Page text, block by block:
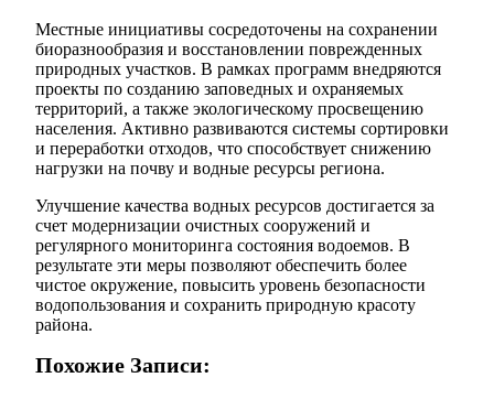
Местные инициативы сосредоточены на сохранении
биоразнообразия и восстановлении поврежденных
природных участков. В рамках программ внедряются
проекты по созданию заповедных и охраняемых
территорий, а также экологическому просвещению
населения. Активно развиваются системы сортировки
и переработки отходов, что способствует снижению
нагрузки на почву и водные ресурсы региона.
Улучшение качества водных ресурсов достигается за
счет модернизации очистных сооружений и
регулярного мониторинга состояния водоемов. В
результате эти меры позволяют обеспечить более
чистое окружение, повысить уровень безопасности
водопользования и сохранить природную красоту
района.
Похожие Записи: